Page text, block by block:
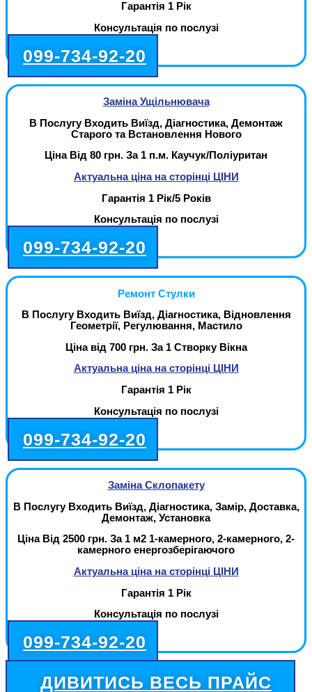
Гарантія 1 Рік
Консультація по послузі
099-734-92-20
Заміна Ущільнювача
В Послугу Входить Виїзд, Діагностика, Демонтаж
Старого та Встановлення Нового
Ціна Від 80 грн. За 1 п.м. Каучук/Поліуритан
Актуальна ціна на сторінці ЦІНИ
Гарантія 1 Рік/5 Років
Консультація по послузі
099-734-92-20
Ремонт Стулки
В Послугу Входить Виїзд, Діагностика, Відновлення
Геометрії, Регулювання, Мастило
Ціна від 700 грн. За 1 Створку Вікна
Актуальна ціна на сторінці ЦІНИ
Гарантія 1 Рік
Консультація по послузі
099-734-92-20
Заміна Склопакету
В Послугу Входить Виїзд, Діагностика, Замір, Доставка,
Демонтаж, Установка
Ціна Від 2500 грн. За 1 м2 1-камерного, 2-камерного, 2-
камерного енергозберігаючого
Актуальна ціна на сторінці ЦІНИ
Гарантія 1 Рік
Консультація по послузі
099-734-92-20
ДИВИТИСЬ ВЕСЬ ПРАЙС